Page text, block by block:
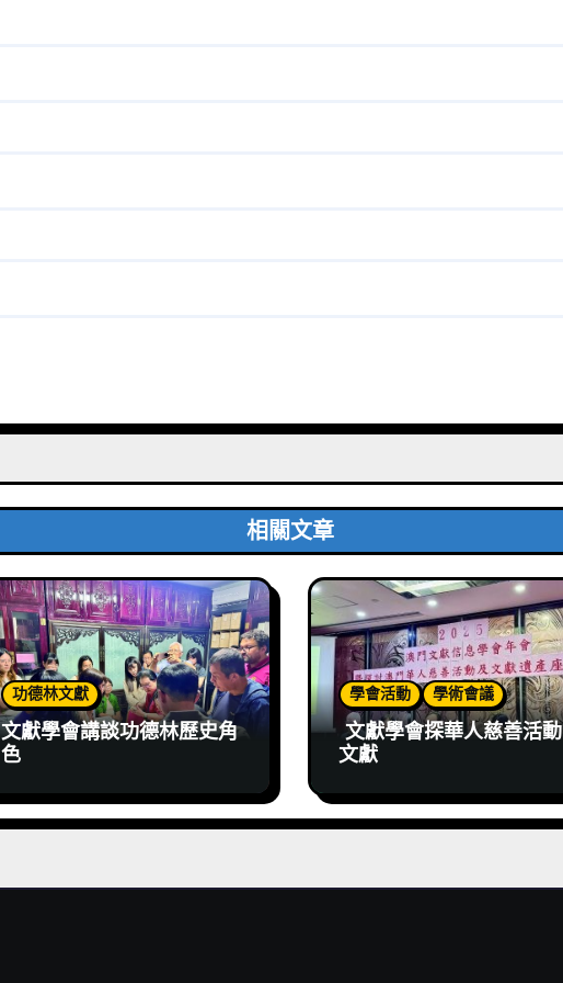
相關文章
功德林文獻
文獻學會講談功德林歷史角
色
學會活動 學術會議
文獻學會探華人慈善活動
文獻